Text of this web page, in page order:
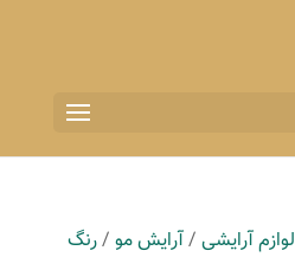
لوازم آرایشی/آرایش مو/رنگ